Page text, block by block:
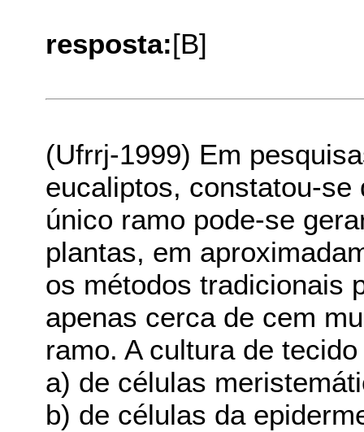
resposta:[B]
(Ufrrj-1999) Em
eucaliptos, constatou-
único ramo pode-se
plantas, em
os métodos tradicionais
apenas cerca de cem
ramo. A cultura de
a) de células
b) de células da